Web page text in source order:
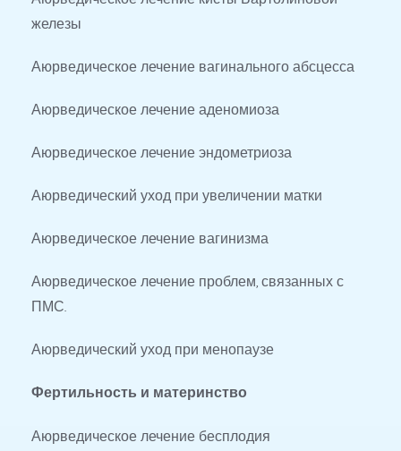
железы
Аюрведическое лечение вагинального абсцесса
Аюрведическое лечение аденомиоза
Аюрведическое лечение эндометриоза
Аюрведический уход при увеличении матки
Аюрведическое лечение вагинизма
Аюрведическое лечение проблем, связанных с
ПМС.
Аюрведический уход при менопаузе
Фертильность и материнство
Аюрведическое лечение бесплодия